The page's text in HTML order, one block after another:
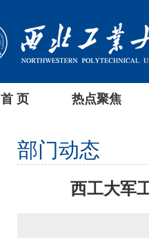
首 页 热点聚焦
部门动态
西工大军